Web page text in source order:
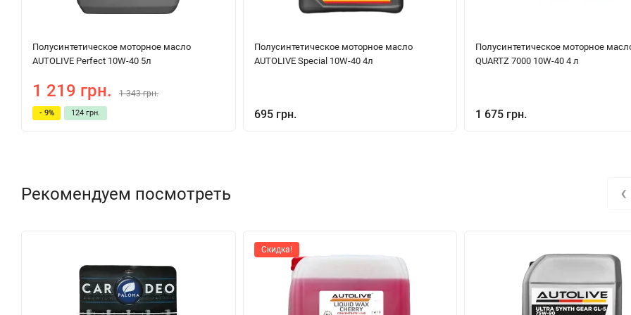
Полуcинтетическое моторное масло
AUTOLIVE Perfect 10W-40 5л
1 219 грн. 1 343 грн.
- 9% 124 грн.
Полуcинтетическое моторное масло
AUTOLIVE Special 10W-40 4л
695 грн.
Полусинтетическое моторное
QUARTZ 7000 10W-40 4 л
1 675 грн.
Рекомендуем посмотреть
Скидка!
‹